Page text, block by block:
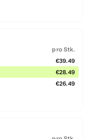
pro Stk.
€39.49
€28.49
€26.49